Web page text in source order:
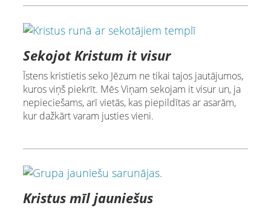
Sekojot Kristum it visur
Īstens kristietis seko Jēzum ne tikai tajos jautājumos,
kuros viņš piekrīt. Mēs Viņam sekojam it visur un, ja
nepieciešams, arī vietās, kas piepildītas ar asarām,
kur dažkārt varam justies vieni.
Kristus mīl jauniešus